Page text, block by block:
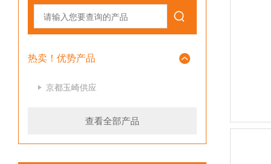
热卖！优势产品
京都玉崎供应
查看全部产品